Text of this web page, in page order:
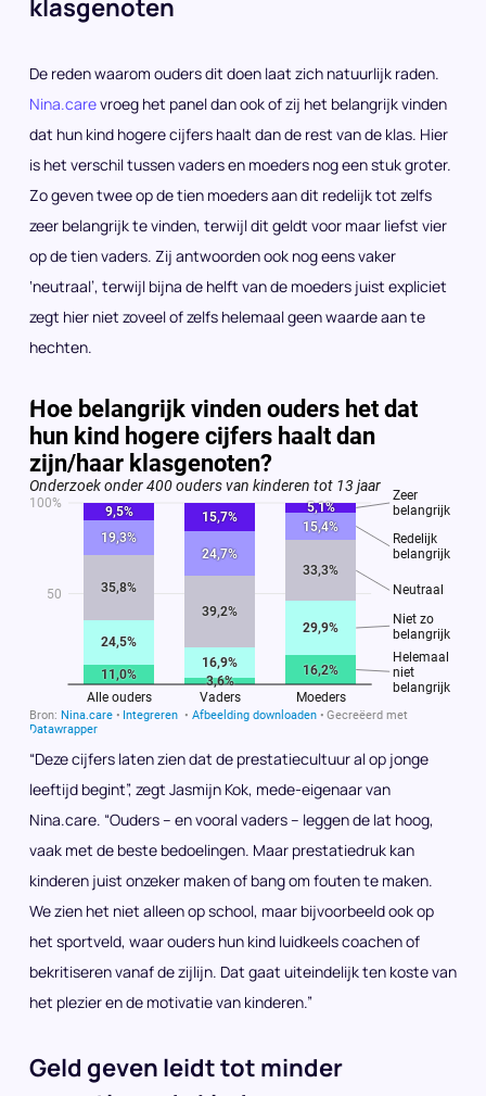
klasgenoten
De reden waarom ouders dit doen laat zich natuurlijk raden.
Nina.carevroeg het panel dan ook of zij het belangrijk vinden
dat hun kind hogere cijfers haalt dan de rest van de klas. Hier
is het verschil tussen vaders en moeders nog een stuk groter.
Zo geven twee op de tien moeders aan dit redelijk tot zelfs
zeer belangrijk te vinden, terwijl dit geldt voor maar liefst vier
op de tien vaders. Zij antwoorden ook nog eens vaker
‘neutraal’, terwijl bijna de helft van de moeders juist expliciet
zegt hier niet zoveel of zelfs helemaal geen waarde aan te
hechten.
“Deze cijfers laten zien dat de prestatiecultuur al op jonge
leeftijd begint”, zegt Jasmijn Kok, mede-eigenaar van
Nina.care. “Ouders – en vooral vaders – leggen de lat hoog,
vaak met de beste bedoelingen. Maar prestatiedruk kan
kinderen juist onzeker maken of bang om fouten te maken.
We zien het niet alleen op school, maar bijvoorbeeld ook op
het sportveld, waar ouders hun kind luidkeels coachen of
bekritiseren vanaf de zijlijn. Dat gaat uiteindelijk ten koste van
het plezier en de motivatie van kinderen.”
Geld geven leidt tot minder